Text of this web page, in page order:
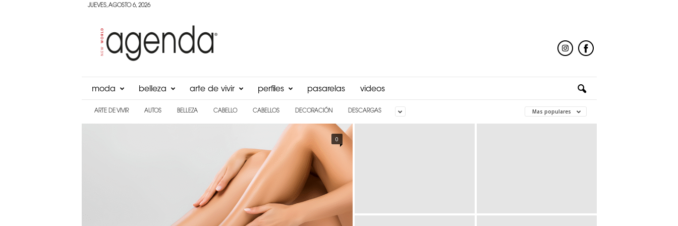
JUEVES, AGOSTO 6, 2026
Panama
moda belleza arte de vivir perfiles pasarelas videos
ARTE DE VIVIR AUTOS BELLEZA CABELLO CABELLOS DECORACIÓN DESCARGAS Mas populares
0